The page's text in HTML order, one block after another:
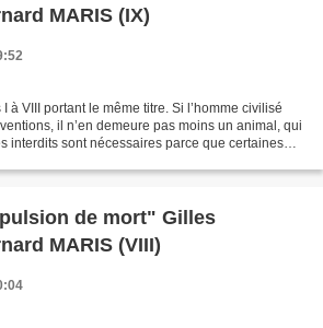
MARIS (IX)
à VIII portant le même titre. Si l’homme civilisé
il n’en demeure pas moins un animal, qui
interdits sont nécessaires parce que certaines
de mort" Gilles
MARIS (VIII)